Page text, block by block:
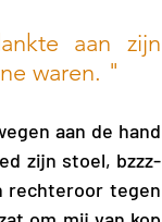
aan zijn
waren. "
aan de hand
zijn stoel, bzzz-
rechteroor tegen